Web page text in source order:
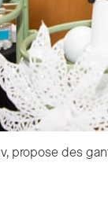
propose des